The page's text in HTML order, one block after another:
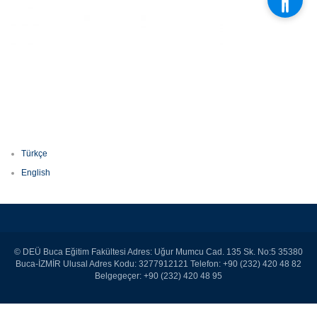
Türkçe
English
© DEÜ Buca Eğitim Fakültesi Adres: Uğur Mumcu Cad. 135 Sk. No:5 35380
Buca-İZMİR Ulusal Adres Kodu: 3277912121 Telefon: +90 (232) 420 48 82
Belgegeçer: +90 (232) 420 48 95